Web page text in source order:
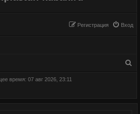
Вход
Регистрация
время: 07 авг 2026, 23:11